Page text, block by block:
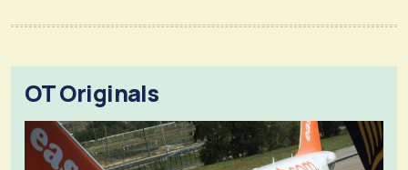
OT Originals